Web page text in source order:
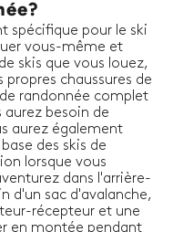
spécifique pour le ski
vous-même et
skis que vous louez,
chaussures de
randonnée complet
aurez besoin de
aurez également
des skis de
lorsque vous
dans l'arrière-
d'un sac d'avalanche,
récepteur et une
en montée pendant